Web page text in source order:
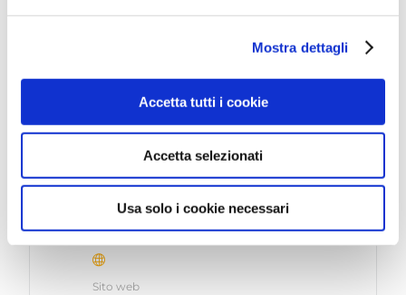
Mostra dettagli
Accetta tutti i cookie
Accetta selezionati
Usa solo i cookie necessari
9:00 - 12:00
LUOGO
Palazzo del Turismo
Via Mancini 24
Sito web